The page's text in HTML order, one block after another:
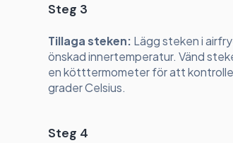
Steg 3
Tillaga steken: Lägg steken i
önskad innertemperatur. Vänd
en kötttermometer för att
grader Celsius.
Steg 4